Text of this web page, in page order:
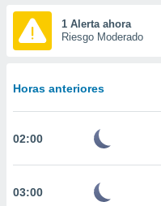
contenido
coste.
botón
a la
ACEPTAR
CONTINUAR
1 Alerta ahora
Riesgo Moderado
Horas anteriores
02:00
03:00